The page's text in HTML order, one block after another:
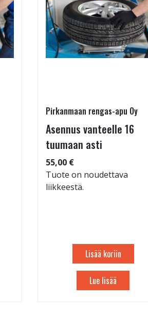
Pirkanmaan rengas-apu Oy
Asennus vanteelle 16
tuumaan asti
55,00 €
Tuote on noudettava
liikkeestä.
Lisää koriin
Lue lisää